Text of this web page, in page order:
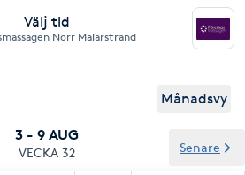
Välj tid
Norr Mälarstrand
Månadsvy
3 - 9 AUG
VECKA 32 Senare